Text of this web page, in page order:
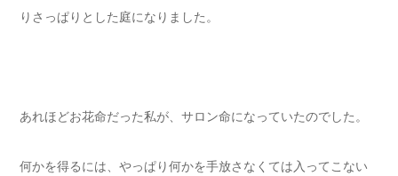
りさっぱりとした庭になりました。
あれほどお花命だった私が、サロン命になっていたのでした。
何かを得るには、やっぱり何かを手放さなくては入ってこない